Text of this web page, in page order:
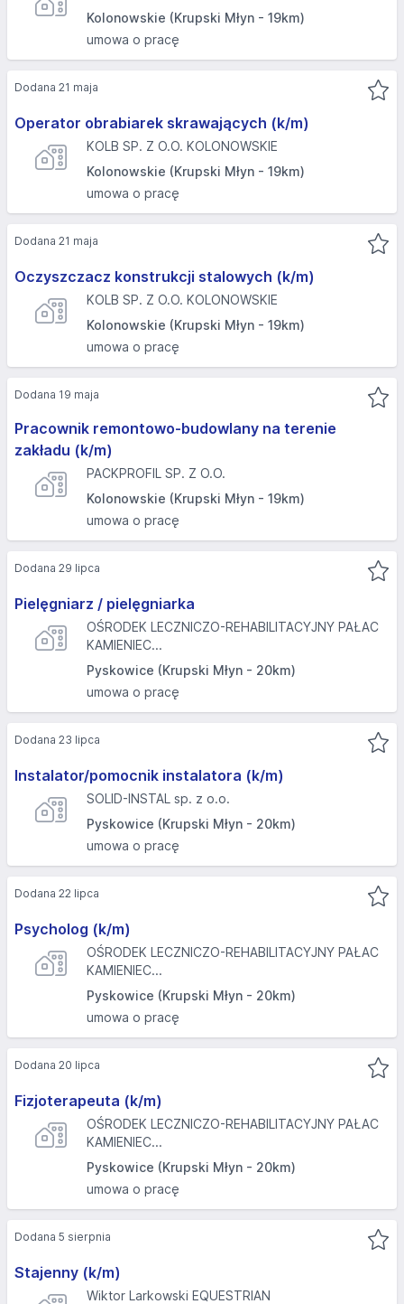
Kolonowskie (Krupski Młyn - 19km)
umowa o pracę
Operator obrabiarek skrawających (k/m)
KOLB SP. Z O.O. KOLONOWSKIE
Kolonowskie (Krupski Młyn - 19km)
umowa o pracę
Dodana 21 maja
Oczyszczacz konstrukcji stalowych (k/m)
KOLB SP. Z O.O. KOLONOWSKIE
Kolonowskie (Krupski Młyn - 19km)
umowa o pracę
Dodana 21 maja
Pracownik remontowo-budowlany na terenie
zakładu (k/m)
PACKPROFIL SP. Z O.O.
Kolonowskie (Krupski Młyn - 19km)
umowa o pracę
Dodana 19 maja
Pielęgniarz / pielęgniarka
OŚRODEK LECZNICZO-REHABILITACYJNY PAŁAC
KAMIENIEC...
Pyskowice (Krupski Młyn - 20km)
umowa o pracę
Dodana 29 lipca
Instalator/pomocnik instalatora (k/m)
SOLID-INSTAL sp. z o.o.
Pyskowice (Krupski Młyn - 20km)
umowa o pracę
Dodana 23 lipca
Psycholog (k/m)
OŚRODEK LECZNICZO-REHABILITACYJNY PAŁAC
KAMIENIEC...
Pyskowice (Krupski Młyn - 20km)
umowa o pracę
Dodana 22 lipca
Fizjoterapeuta (k/m)
OŚRODEK LECZNICZO-REHABILITACYJNY PAŁAC
KAMIENIEC...
Pyskowice (Krupski Młyn - 20km)
umowa o pracę
Dodana 20 lipca
Stajenny (k/m)
Wiktor Larkowski EQUESTRIAN
Dodana 5 sierpnia